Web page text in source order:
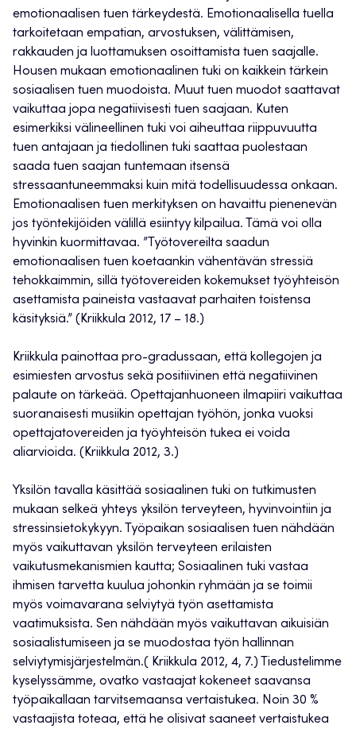
emotionaalisen tuen tärkeydestä. Emotionaalisella tuella
tarkoitetaan empatian, arvostuksen, välittämisen,
rakkauden ja luottamuksen osoittamista tuen saajalle.
Housen mukaan emotionaalinen tuki on kaikkein tärkein
sosiaalisen tuen muodoista. Muut tuen muodot saattavat
vaikuttaa jopa negatiivisesti tuen saajaan. Kuten
esimerkiksi välineellinen tuki voi aiheuttaa riippuvuutta
tuen antajaan ja tiedollinen tuki saattaa puolestaan
saada tuen saajan tuntemaan itsensä
stressaantuneemmaksi kuin mitä todellisuudessa onkaan.
Emotionaalisen tuen merkityksen on havaittu pienenevän
jos työntekijöiden välillä esiintyy kilpailua. Tämä voi olla
hyvinkin kuormittavaa. ”Työtovereilta saadun
emotionaalisen tuen koetaankin vähentävän stressiä
tehokkaimmin, sillä työtovereiden kokemukset työyhteisön
asettamista paineista vastaavat parhaiten toistensa
käsityksiä.” (Kriikkula 2012, 17 – 18.)
Kriikkula painottaa pro-gradussaan, että kollegojen ja
esimiesten arvostus sekä positiivinen että negatiivinen
palaute on tärkeää. Opettajanhuoneen ilmapiiri vaikuttaa
suoranaisesti musiikin opettajan työhön, jonka vuoksi
opettajatovereiden ja työyhteisön tukea ei voida
aliarvioida. (Kriikkula 2012, 3.)
Yksilön tavalla käsittää sosiaalinen tuki on tutkimusten
mukaan selkeä yhteys yksilön terveyteen, hyvinvointiin ja
stressinsietokykyyn. Työpaikan sosiaalisen tuen nähdään
myös vaikuttavan yksilön terveyteen erilaisten
vaikutusmekanismien kautta; Sosiaalinen tuki vastaa
ihmisen tarvetta kuulua johonkin ryhmään ja se toimii
myös voimavarana selviytyä työn asettamista
vaatimuksista. Sen nähdään myös vaikuttavan aikuisiän
sosiaalistumiseen ja se muodostaa työn hallinnan
selviytymisjärjestelmän.( Kriikkula 2012, 4, 7.) Tiedustelimme
kyselyssämme, ovatko vastaajat kokeneet saavansa
työpaikallaan tarvitsemaansa vertaistukea. Noin 30 %
vastaajista toteaa, että he olisivat saaneet vertaistukea